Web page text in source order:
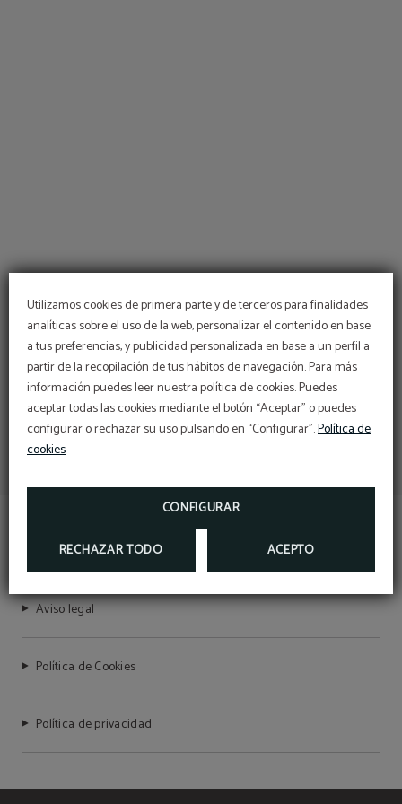
Utilizamos cookies de primera parte y de terceros para finalidades
analíticas sobre el uso de la web, personalizar el contenido en base
a tus preferencias, y publicidad personalizada en base a un perfil a
partir de la recopilación de tus hábitos de navegación. Para más
información puedes leer nuestra política de cookies. Puedes
aceptar todas las cookies mediante el botón “Aceptar” o puedes
configurar o rechazar su uso pulsando en “Configurar”.Política de
cookies
CONFIGURAR
RECHAZAR TODO ACEPTO
TEMPLE PRADORREY
Aviso legal
Política de Cookies
Política de privacidad